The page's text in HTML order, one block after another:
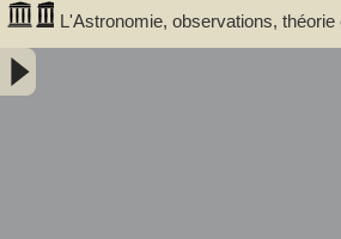
L'Astronomie, observations,